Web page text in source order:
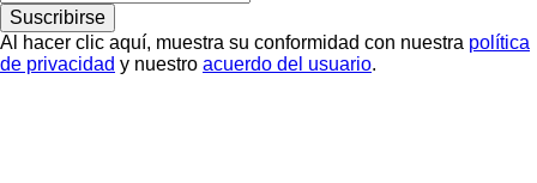
Suscribirse
Al hacer clic aquí, muestra su conformidad con nuestra política
de privacidad y nuestro acuerdo del usuario.